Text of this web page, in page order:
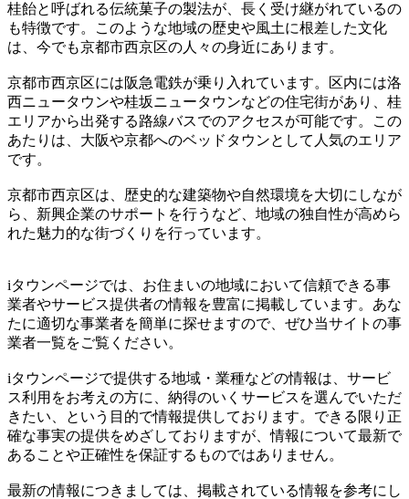
桂飴と呼ばれる伝統菓子の製法が、長く受け継がれているの
も特徴です。このような地域の歴史や風土に根差した文化
は、今でも京都市西京区の人々の身近にあります。
京都市西京区には阪急電鉄が乗り入れています。区内には洛
西ニュータウンや桂坂ニュータウンなどの住宅街があり、桂
エリアから出発する路線バスでのアクセスが可能です。この
あたりは、大阪や京都へのベッドタウンとして人気のエリア
です。
京都市西京区は、歴史的な建築物や自然環境を大切にしなが
ら、新興企業のサポートを行うなど、地域の独自性が高めら
れた魅力的な街づくりを行っています。
iタウンページでは、お住まいの地域において信頼できる事
業者やサービス提供者の情報を豊富に掲載しています。あな
たに適切な事業者を簡単に探せますので、ぜひ当サイトの事
業者一覧をご覧ください。
iタウンページで提供する地域・業種などの情報は、サービ
ス利用をお考えの方に、納得のいくサービスを選んでいただ
きたい、という目的で情報提供しております。できる限り正
確な事実の提供をめざしておりますが、情報について最新で
あることや正確性を保証するものではありません。
最新の情報につきましては、掲載されている情報を参考にし